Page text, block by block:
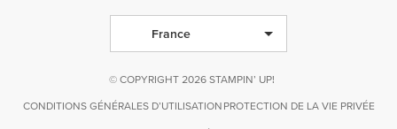
France
© COPYRIGHT 2026 STAMPIN’ UP!
CONDITIONS GÉNÉRALES D’UTILISATION PROTECTION DE LA VIE PRIVÉE